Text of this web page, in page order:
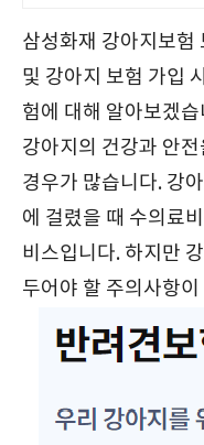
삼성화재 강아지보험
및 강아지 보험 가입
험에 대해 알아보겠
강아지의 건강과 안
경우가 많습니다. 강
에 걸렸을 때 수의료
비스입니다. 하지만
두어야 할 주의사항